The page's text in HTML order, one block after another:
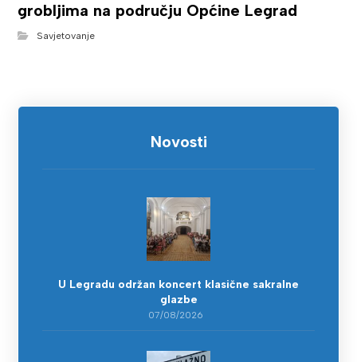
grobljima na području Općine Legrad
Savjetovanje
Novosti
U Legradu održan koncert klasične sakralne
glazbe
07/08/2026